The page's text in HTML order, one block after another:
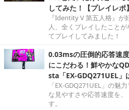
してみた！【プレイレポ】
『Identity V 第五人格』
人、全くプレイしたこと
てプレイしてみました！
0.03msの圧倒的応答速
にこだわる！鮮やかな
sta「EX-GDQ271UEL」
「EX-GDQ271UEL」の魅
な見やすさや応答速度を
す。